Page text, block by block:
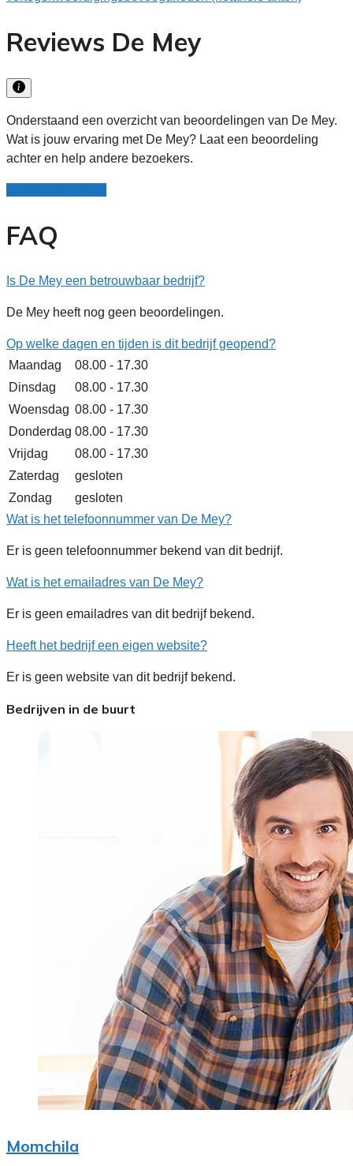
Reviews De Mey
Onderstaand een overzicht van beoordelingen van De Mey.
Wat is jouw ervaring met De Mey? Laat een beoordeling
achter en help andere bezoekers.
FAQ
Is De Mey een betrouwbaar bedrijf?
De Mey heeft nog geen beoordelingen.
Op welke dagen en tijden is dit bedrijf geopend?
Maandag
08.00 - 17.30
Dinsdag
08.00 - 17.30
Woensdag 08.00 - 17.30
Donderdag 08.00 - 17.30
Vrijdag
08.00 - 17.30
Zaterdag
gesloten
Zondag
gesloten
Wat is het telefoonnummer van De Mey?
Er is geen telefoonnummer bekend van dit bedrijf.
Wat is het emailadres van De Mey?
Er is geen emailadres van dit bedrijf bekend.
Heeft het bedrijf een eigen website?
Er is geen website van dit bedrijf bekend.
Bedrijven in de buurt
Momchila